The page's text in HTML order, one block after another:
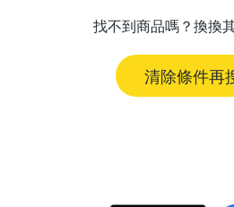
找不到商品嗎？換換
清除條件再